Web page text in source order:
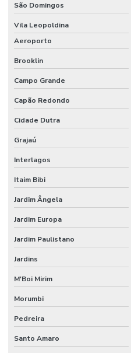
Equipamentos para laboratório
Equipamentos de laboratório de
Espátula para laboratório
Estufa de secagem digital
Estufa de secagem digital para
Estufa de secagem para
Fábrica de vidraria para laboratório
Fabricante de vidrarias para
Filtro de seringa
Filtro de ventilação
Fornecedor de vidraria para
Fornecedores de materiais para
São Domingos
Vila Leopoldina
Aeroporto
Brooklin
Campo Grande
Capão Redondo
Cidade Dutra
Grajaú
Interlagos
Itaim Bibi
Jardim Ângela
Jardim Europa
Jardim Paulistano
Jardins
M'Boi Mirim
Morumbi
Pedreira
Santo Amaro